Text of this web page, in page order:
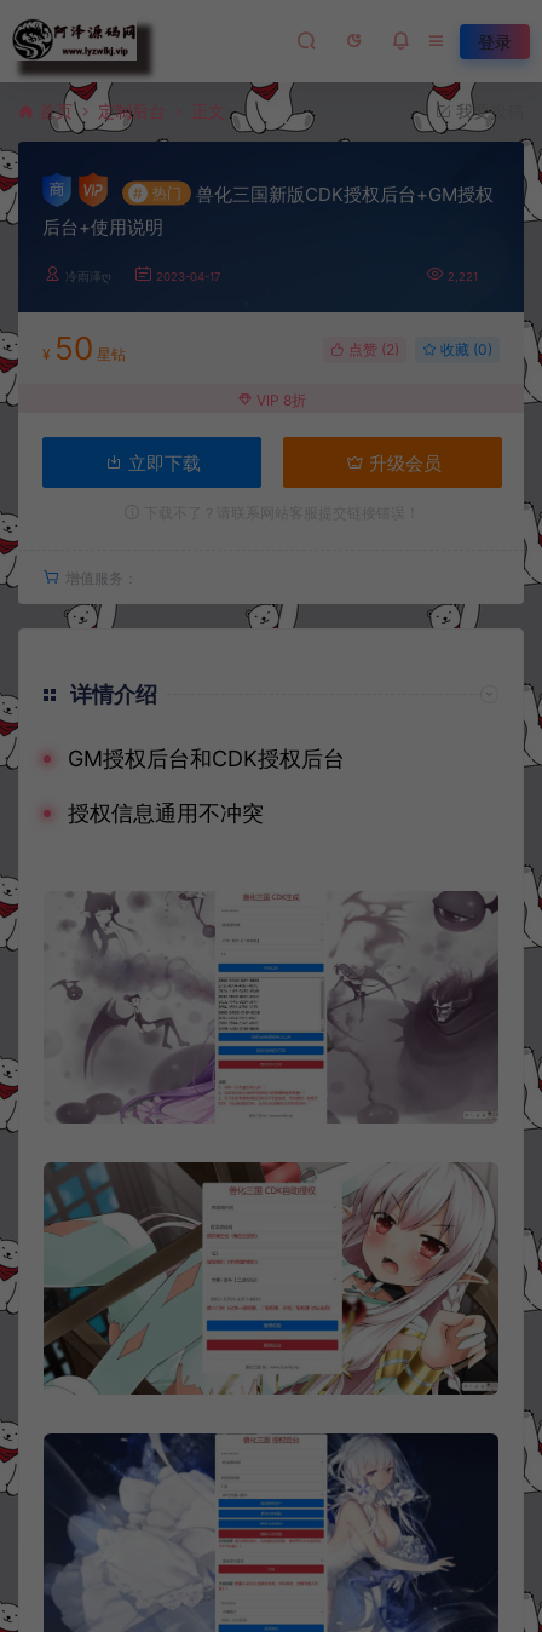
登录
首页 定制后台 正文 我要投稿
# 热门
兽化三国新版CDK授权后台+GM授权
后台+使用说明
冷雨泽ღ 2023-04-17 2,221
¥ 50 星钻 点赞 (2) 收藏 (0)
VIP 8折
立即下载 升级会员
增值服务：
详情介绍
GM授权后台和CDK授权后台
授权信息通用不冲突